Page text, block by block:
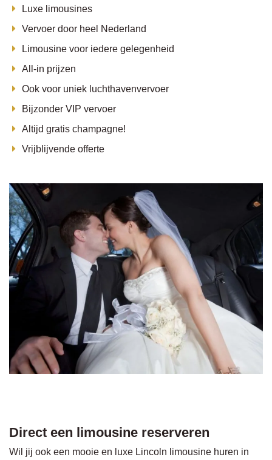
Luxe limousines
Vervoer door heel Nederland
Limousine voor iedere gelegenheid
All-in prijzen
Ook voor uniek luchthavenvervoer
Bijzonder VIP vervoer
Altijd gratis champagne!
Vrijblijvende offerte
Direct een limousine reserveren
Wil jij ook een mooie en luxe Lincoln limousine huren in